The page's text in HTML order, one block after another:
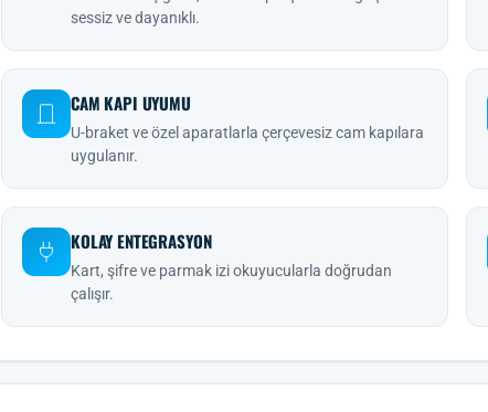
sessiz ve dayanıklı.
CAM KAPI UYUMU
U-braket ve özel aparatlarla çerçevesiz cam kapılara
uygulanır.
KOLAY ENTEGRASYON
Kart, şifre ve parmak izi okuyucularla doğrudan
çalışır.